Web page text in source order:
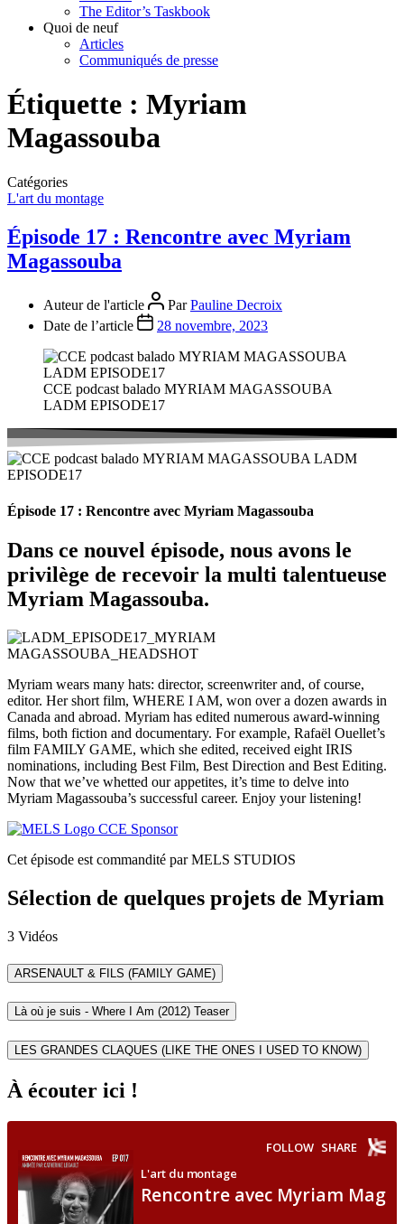
The Editor’s Taskbook
Quoi de neuf
Articles
Communiqués de presse
Étiquette : Myriam
Magassouba
Catégories
L'art du montage
Épisode 17 : Rencontre avec Myriam
Magassouba
Auteur de l'article ParPauline Decroix
Date de l’article
28 novembre, 2023
CCE podcast balado MYRIAM MAGASSOUBA
LADM EPISODE17
Épisode 17 : Rencontre avec Myriam Magassouba
Dans ce nouvel épisode, nous avons le
privilège de recevoir la multi talentueuse
Myriam Magassouba.
Myriam wears many hats: director, screenwriter and, of course,
editor. Her short film, WHERE I AM, won over a dozen awards in
Canada and abroad. Myriam has edited numerous award-winning
films, both fiction and documentary. For example, Rafaël Ouellet’s
film FAMILY GAME, which she edited, received eight IRIS
nominations, including Best Film, Best Direction and Best Editing.
Now that we’ve whetted our appetites, it’s time to delve into
Myriam Magassouba’s successful career. Enjoy your listening!
Cet épisode est commandité par MELS STUDIOS
Sélection de quelques projets de Myriam
3 Vidéos
ARSENAULT & FILS (FAMILY GAME)
Là où je suis - Where I Am (2012) Teaser
LES GRANDES CLAQUES (LIKE THE ONES I USED TO KNOW)
À écouter ici !